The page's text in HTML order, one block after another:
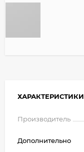
ХАРАКТЕРИСТИКИ
Производитель
Дополнительно